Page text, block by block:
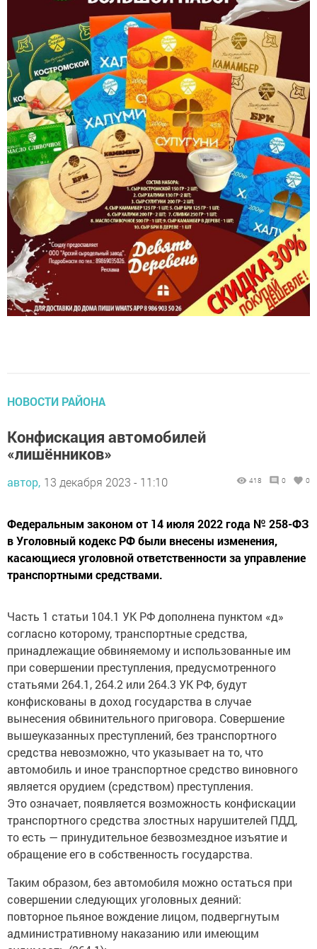
НОВОСТИ РАЙОНА
Конфискация автомобилей
«лишёнников»
в Уголовный кодекс РФ были внесены изменения,
касающиеся уголовной ответственности за управление
транспортными средствами.
согласно которому, транспортные средства,
принадлежащие обвиняемому и использованные им
при совершении преступления, предусмотренного
статьями 264.1, 264.2 или 264.3 УК РФ, будут
конфискованы в доход государства в случае
вынесения обвинительного приговора. Совершение
вышеуказанных преступлений, без транспортного
средства невозможно, что указывает на то, что
автомобиль и иное транспортное средство виновного
является орудием (средством) преступления.
Это означает, появляется возможность конфискации
транспортного средства злостных нарушителей ПДД,
то есть — принудительное безвозмездное изъятие и
обращение его в собственность государства.
совершении следующих уголовных деяний:
повторное пьяное вождение лицом, подвергнутым
административному наказанию или имеющим
судимость (264.1);